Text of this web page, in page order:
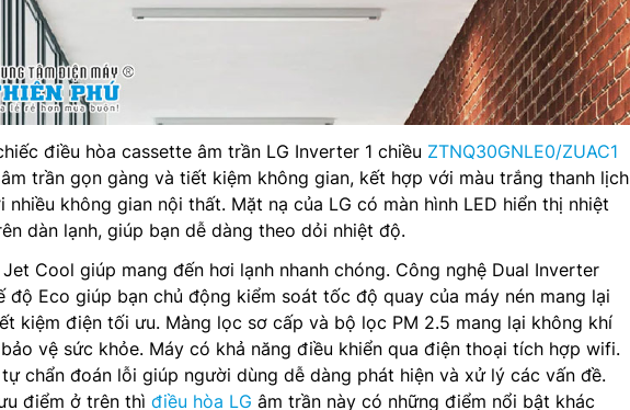
điều hòa cassette âm trần LG Inverter 1 chiều ZTNQ30GNLE0/ZUAC1
trần gọn gàng và tiết kiệm không gian, kết hợp với màu trắng thanh lịch
nhiều không gian nội thất. Mặt nạ của LG có màn hình LED hiển thị nhiệt
dàn lạnh, giúp bạn dễ dàng theo dỏi nhiệt độ.
Cool giúp mang đến hơi lạnh nhanh chóng. Công nghệ Dual Inverter
độ Eco giúp bạn chủ động kiểm soát tốc độ quay của máy nén mang lại
kiệm điện tối ưu. Màng lọc sơ cấp và bộ lọc PM 2.5 mang lại không khí
vệ sức khỏe. Máy có khả năng điều khiển qua điện thoại tích hợp wifi.
chẩn đoán lỗi giúp người dùng dễ dàng phát hiện và xử lý các vấn đề.
điểm ở trên thì điều hòa LG âm trần này có những điểm nổi bật khác